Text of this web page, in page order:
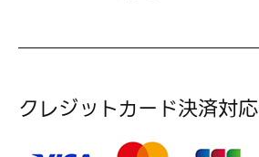
クレジットカード決済対応